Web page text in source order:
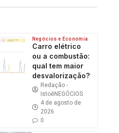
Negócios e Economia
Carro elétrico
ou a combustão:
qual tem maior
desvalorização?
Redação -
IstoéNEGÓCIOS
4 de agosto de
2026
0